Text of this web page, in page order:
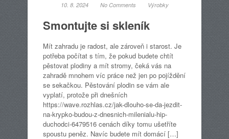
10. 8. 2024 No Comments Výrobky
Smontujte si skleník
Mít zahradu je radost, ale zároveň i starost. Je
potřeba počítat s tím, že pokud budete chtít
pěstovat plodiny a mít stromy, čeká vás na
zahradě mnohem víc práce než jen po pojíždění
se sekačkou. Pěstování plodin se vám ale
vyplatí, protože při dnešních
https://wave.rozhlas.cz/jak-dlouho-se-da-jezdit-
na-krypko-budou-z-dnesnich-milenialu-hip-
duchodci-6479516 cenách díky tomu ušetříte
spoustu peněz. Navíc budete mít domácí […]